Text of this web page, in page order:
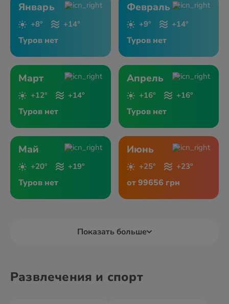
Январь
+8° +14°
Туров нет
Февраль
+9° +14°
Туров нет
Март
+12° +14°
Туров нет
Апрель
+16° +16°
Туров нет
Май
+20° +19°
Туров нет
Июнь
+25° +23°
от 99656 грн
Показать больше
Развлечения и спорт